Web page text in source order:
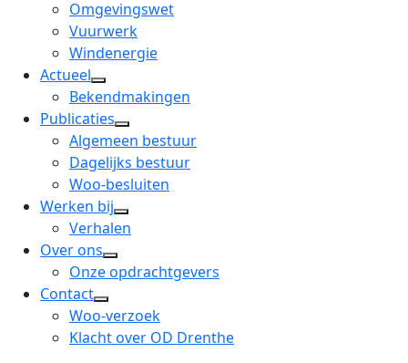
Omgevingswet
Vuurwerk
Windenergie
Actueel
open
dropdown
menu
Bekendmakingen
Publicaties
open
dropdown
menu
Algemeen bestuur
Dagelijks bestuur
Woo-besluiten
Werken bij
open
menu
Verhalen
Over ons
open
dropdown
menu
Onze opdrachtgevers
Contact
open
dropdown
Woo-verzoek
Klacht over OD Drenthe